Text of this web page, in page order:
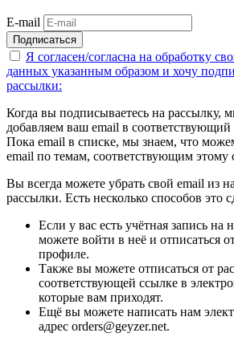
E-mail
Подписаться
Я согласен/согласна на обработку
данных указанным образом и хочу
рассылки:
Когда вы подписываетесь на рассылку,
добавляем ваш email в
Пока email в списке, мы знаем, что
email по темам, соответствующим этому
Вы всегда можете убрать свой email из
рассылки. Есть несколько способов это
Если у вас есть учётная запись на
можете войти в неё и отписаться
профиле.
Также вы можете отписаться от
соответствующей ссылке в
которые вам приходят.
Ещё вы можете написать нам
адрес orders@geyzer.net.